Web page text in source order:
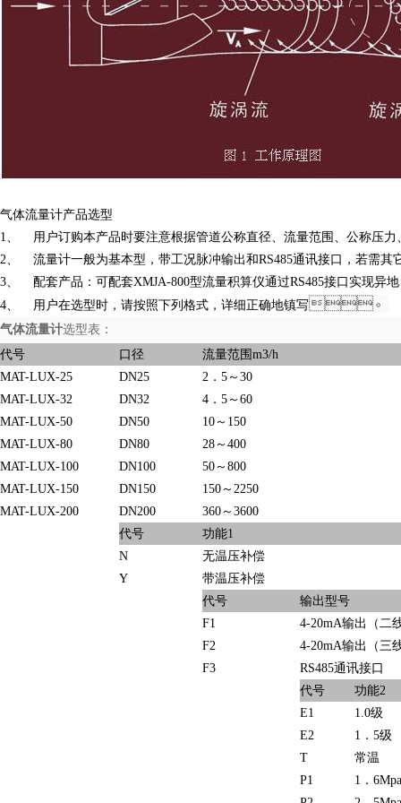
气体流量计产品选型
1、 用户订购本产品时要注意根据管道公称直径、流量范围、公称压力
2、 流量计一般为基本型，带工况脉冲输出和RS485通讯接口，若需其它
3、 配套产品：可配套XMJA-800型流量积算仪通过RS485接口实现异地
4、 用户在选型时，请按照下列格式，详细正确地镇写。
气体流量计选型表：
代号
口径
流量范围m3/h
MAT-LUX-25
DN25
2．5～30
MAT-LUX-32 DN32
4．5～60
MAT-LUX-50 DN50
10～150
MAT-LUX-80 DN80
28～400
MAT-LUX-100 DN100
50～800
MAT-LUX-150 DN150
150～2250
MAT-LUX-200 DN200
360～3600
代号
功能1
N
无温压补偿
Y
带温压补偿
代号
输出型号
F1
4-20mA输出（二
F2
4-20mA输出（三
F3
RS485通讯接口
代号
功能2
E1
1.0级
E2
1．5级
T
常温
P1
1．6Mpa